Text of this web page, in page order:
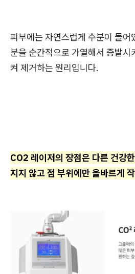
피부에는 자연스럽게 수분이 들어
분을 순간적으로 가열해서 증발시
켜 제거하는 원리입니다.
CO2 레이저의 장점은 다른 건강
지지 않고 점 부위에만 올바르게